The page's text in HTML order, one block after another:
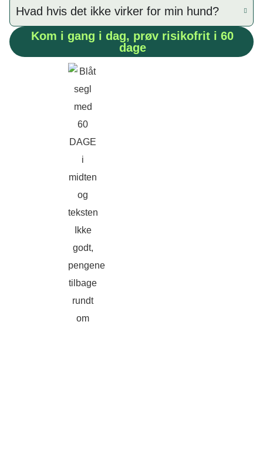
Hvad hvis det ikke virker for min hund?
Kom i gang i dag, prøv risikofrit i 60
dage